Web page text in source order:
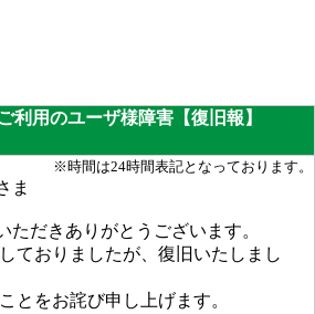
利用のユーザ様障害【復旧報】
※時間は24時間表記となっております。
ま
だきありがとうございます。
ておりましたが、復旧いたしまし
とをお詫び申し上げます。